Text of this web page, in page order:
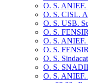
O. S. ANIEF.
O. S. CISL.
O. S. USB.
O. S.
O. S. ANIEF.
O. S.
O. S.
O. S.
O. S. ANIEF.